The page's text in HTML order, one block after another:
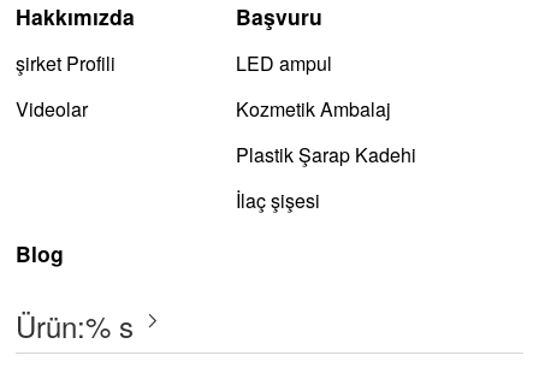
Hakkımızda
şirket Profili
Videolar
Başvuru
LED ampul
Kozmetik Ambalaj
Plastik Şarap Kadehi
İlaç şişesi
Blog
Ürün:% s